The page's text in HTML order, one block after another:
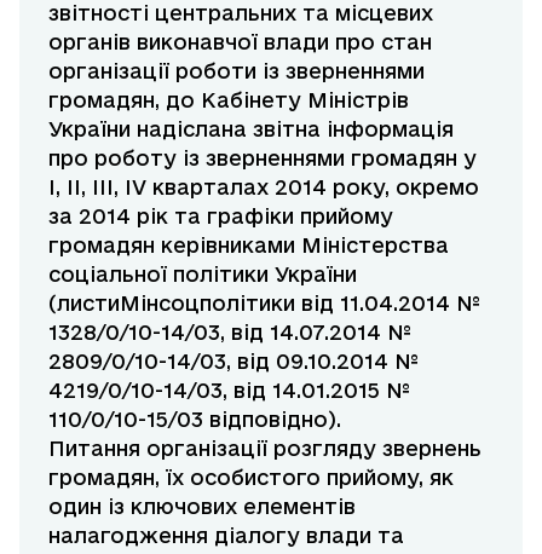
звітності центральних та місцевих
органів виконавчої влади про стан
організації роботи із зверненнями
громадян, до Кабінету Міністрів
України надіслана звітна інформація
про роботу із зверненнями громадян у
І, ІІ, ІІІ, IV кварталах 2014 року, окремо
за 2014 рік та графіки прийому
громадян керівниками Міністерства
соціальної політики України
(листиМінсоцполітики від 11.04.2014 №
1328/0/10-14/03, від 14.07.2014 №
2809/0/10-14/03, від 09.10.2014 №
4219/0/10-14/03, від 14.01.2015 №
110/0/10-15/03 відповідно).
Питання організації розгляду звернень
громадян, їх особистого прийому, як
один із ключових елементів
налагодження діалогу влади та